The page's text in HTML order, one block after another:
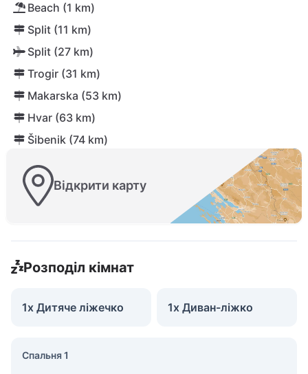
Beach (1 km)
Split (11 km)
Split (27 km)
Trogir (31 km)
Makarska (53 km)
Hvar (63 km)
Šibenik (74 km)
Відкрити карту
Розподіл кімнат
1x Дитяче ліжечко 1x Диван-ліжко
Спальня 1